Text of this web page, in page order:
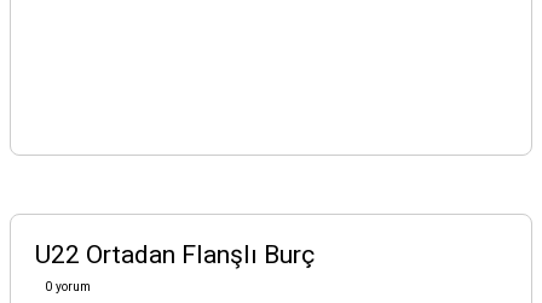
U22 Ortadan Flanşlı Burç
0 yorum